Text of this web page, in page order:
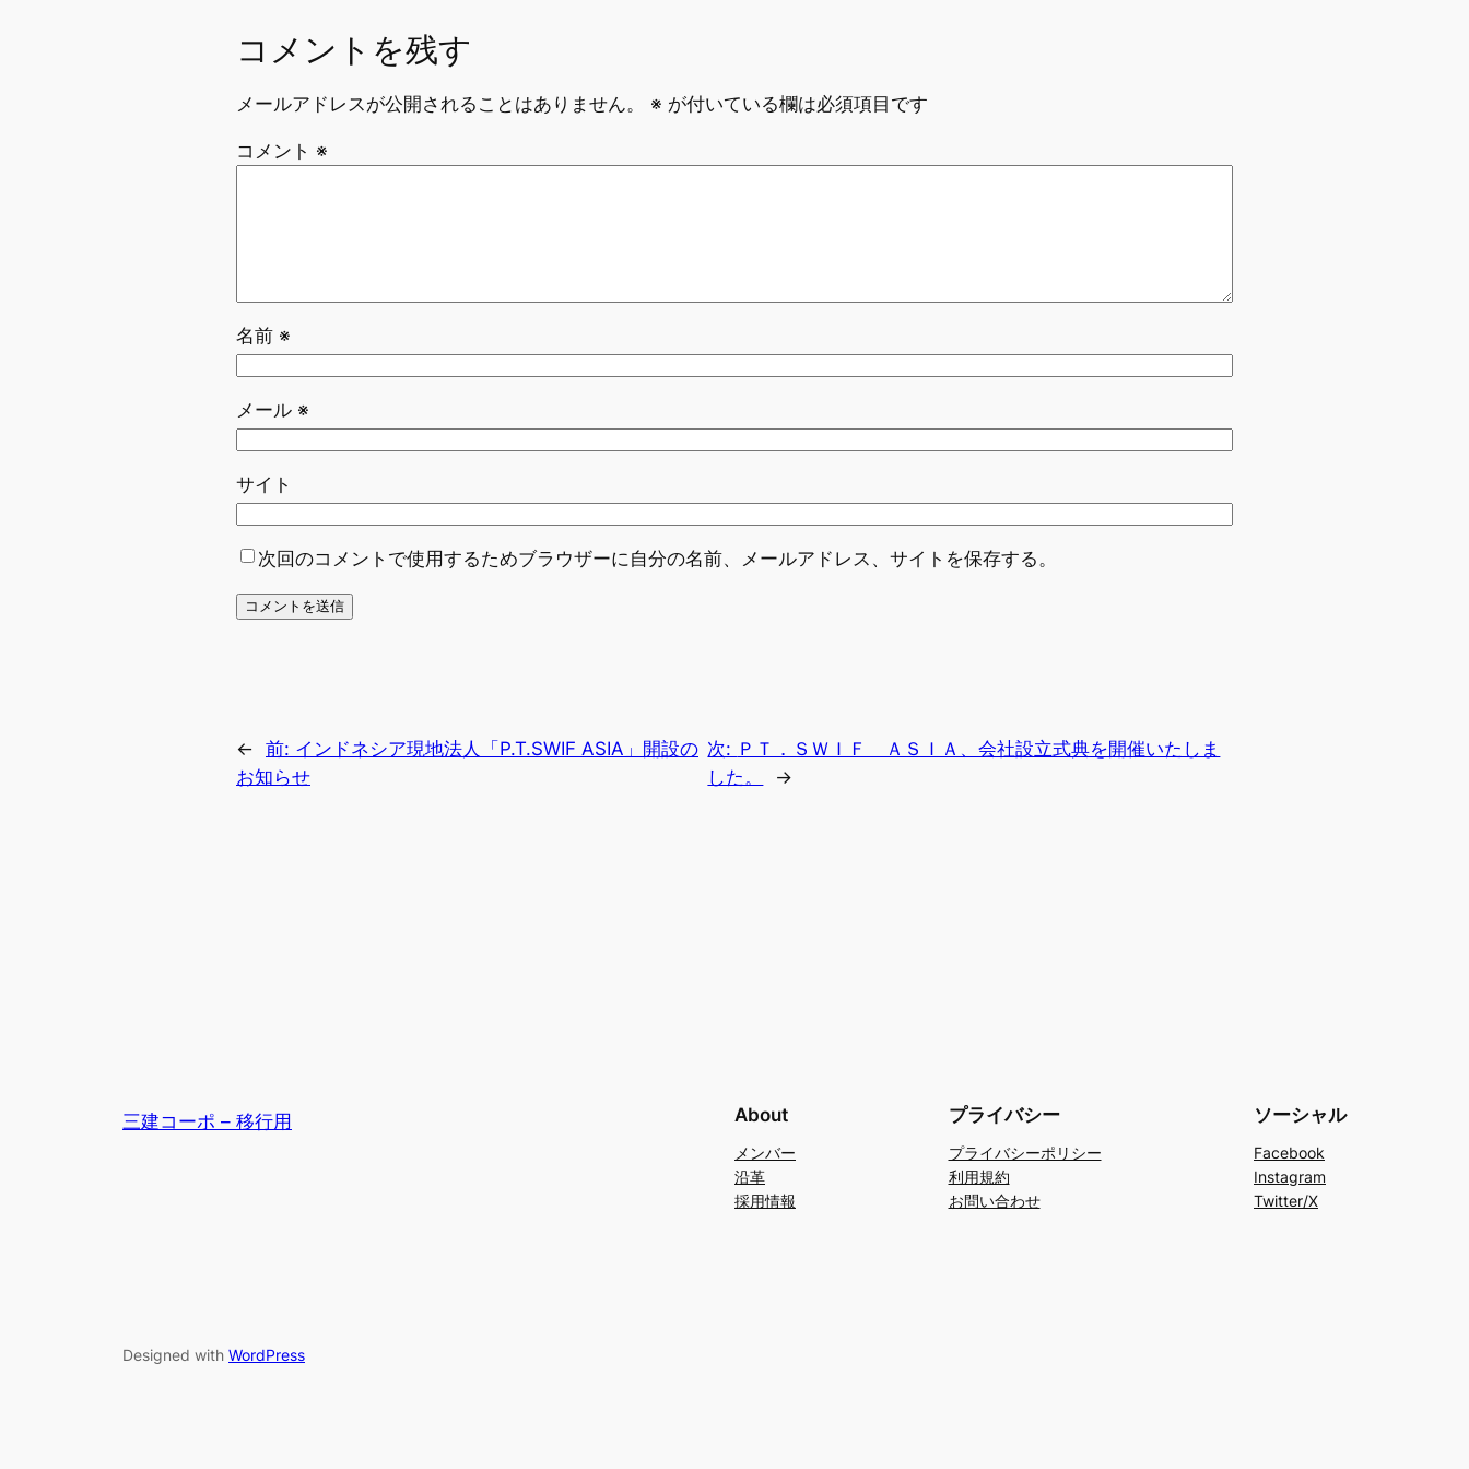
コメントを残す
メールアドレスが公開されることはありません。 ※ が付いている欄は必須項目です
コメント ※
名前 ※
メール ※
サイト
次回のコメントで使用するためブラウザーに自分の名前、メールアドレス、サイトを保存する。
← 前: インドネシア現地法人「P.T.SWIF ASIA」開設の
お知らせ
次: ＰＴ．ＳＷＩＦ ＡＳＩＡ、会社設立式典を開催いたしま
した。
→
三建コーポ – 移行用 About
メンバー
沿革
採用情報
プライバシー
プライバシーポリシー
利用規約
お問い合わせ
ソーシャル
Facebook
Instagram
Twitter/X
Designed with WordPress